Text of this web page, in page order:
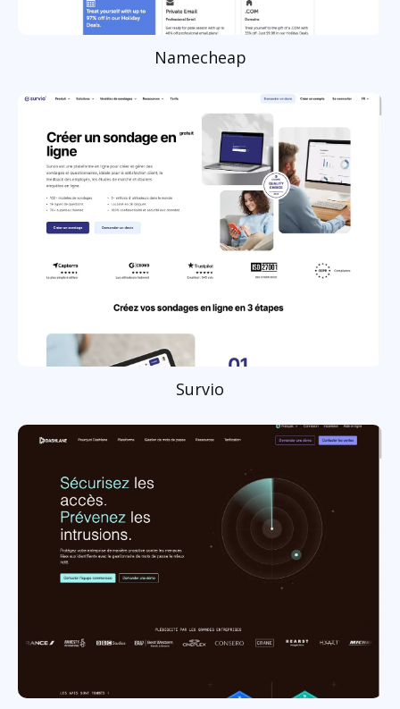
Namecheap
Survio